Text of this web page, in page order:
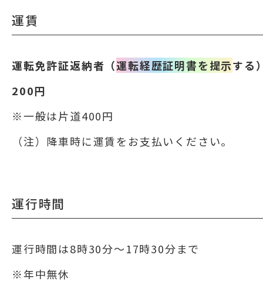
運賃
運転免許証返納者（運転経歴証明書を提示する
200円
※一般は片道400円
（注）降車時に運賃をお支払いください。
運行時間
運行時間は8時30分～17時30分まで
※年中無休